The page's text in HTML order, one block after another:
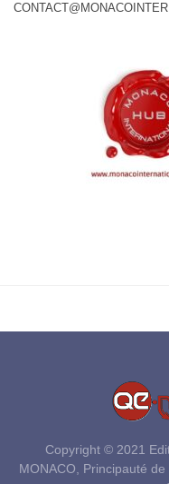
Copyright © 2021
MONACO, Principauté